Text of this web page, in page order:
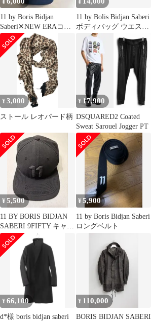
¥
11 by Boris Bidjan
Saberi✕NEW ERAコラ
ボキャップ
¥
11 by Bolis Bidjan Saberi
ボディバッグ ウエスト
バッグ
¥3,000
ストール レオパード柄
¥ 17,900
DSQUARED2 Coated
Sweat Sarouel Jogger PT
¥5,500
11 BY BORIS BIDJAN
SABERI 9FIFTY キャッ
プ
¥5,900
11 by Boris Bidjan Saberi
ロングベルト
¥66,100
d*様 boris bidjan saberi
¥ 110,000
BORIS BIDJAN SABERI